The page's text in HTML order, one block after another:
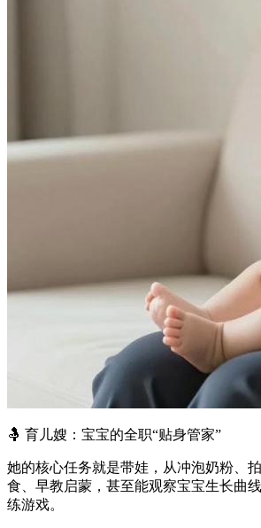
🤱 育儿嫂：宝宝的全职“贴身管家”
她的核心任务就是带娃，从冲泡奶粉、
食、早教启蒙，甚至能观察宝宝生长曲
练游戏。